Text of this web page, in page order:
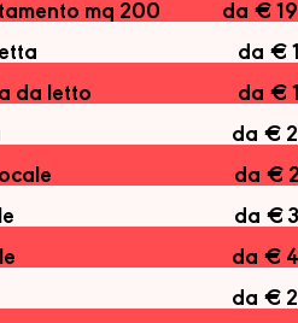
mq 200
da €
da €
da letto
da €
da €
da €
da €
da €
da €